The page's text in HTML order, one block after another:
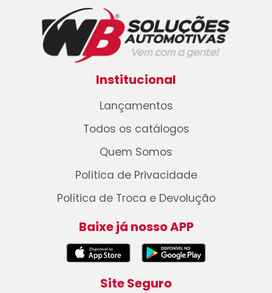
Institucional
Lançamentos
Todos os catálogos
Quem Somos
Política de Privacidade
Política de Troca e Devolução
Baixe já nosso APP
Site Seguro